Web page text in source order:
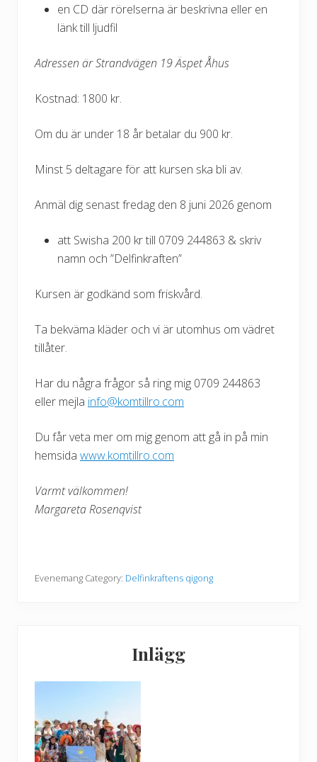
en CD där rörelserna är beskrivna eller en
länk till ljudfil
Adressen är Strandvägen 19 Äspet Åhus
Kostnad: 1800 kr.
Om du är under 18 år betalar du 900 kr.
Minst 5 deltagare för att kursen ska bli av.
Anmäl dig senast fredag den 8 juni 2026 genom
att Swisha 200 kr till 0709 244863 & skriv
namn och ”Delfinkraften”
Kursen är godkänd som friskvård.
Ta bekväma kläder och vi är utomhus om vädret
tillåter.
Har du några frågor så ring mig 0709 244863
eller mejla info@komtillro.com
Du får veta mer om mig genom att gå in på min
hemsida www.komtillro.com
Varmt välkommen!
Margareta Rosenqvist
Evenemang Category: Delfinkraftens qigong
Inlägg